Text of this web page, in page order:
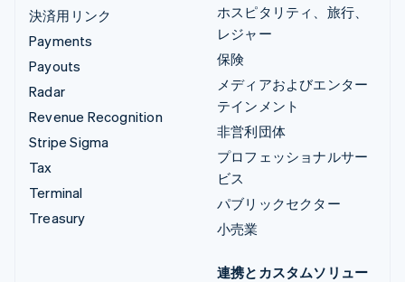
決済用リンク
Payments
Payouts
Radar
Revenue Recognition
Stripe Sigma
Tax
Terminal
Treasury
ホスピタリティ、旅行、
レジャー
保険
メディアおよびエンター
テインメント
非営利団体
プロフェッショナルサー
ビス
パブリックセクター
小売業
連携とカスタムソリュー